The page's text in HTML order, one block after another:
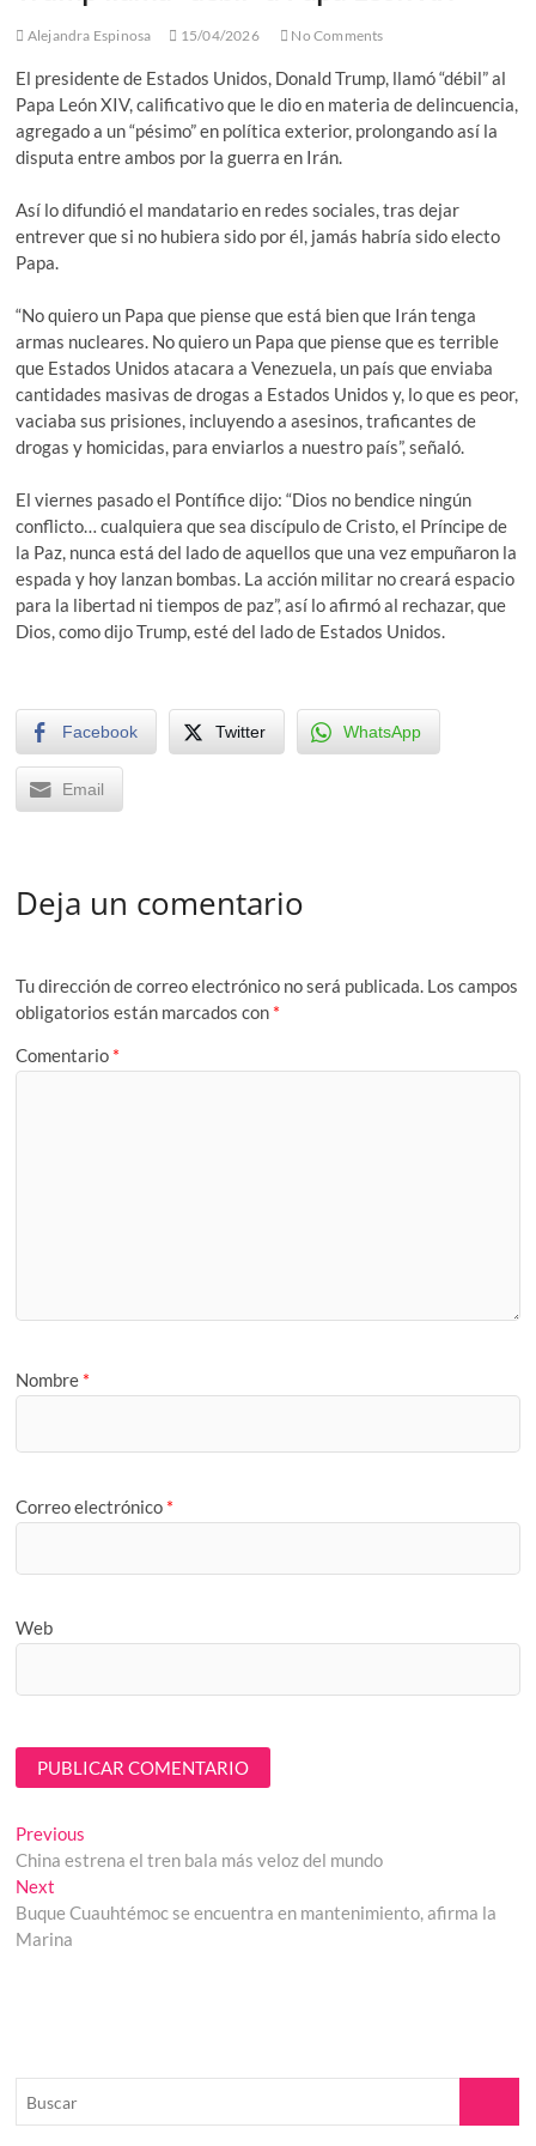
Alejandra Espinosa 15/04/2026 No Comments
El presidente de Estados Unidos, Donald Trump, llamó “débil” al
Papa León XIV, calificativo que le dio en materia de delincuencia,
agregado a un “pésimo” en política exterior, prolongando así la
disputa entre ambos por la guerra en Irán.
Así lo difundió el mandatario en redes sociales, tras dejar
entrever que si no hubiera sido por él, jamás habría sido electo
Papa.
“No quiero un Papa que piense que está bien que Irán tenga
armas nucleares. No quiero un Papa que piense que es terrible
que Estados Unidos atacara a Venezuela, un país que enviaba
cantidades masivas de drogas a Estados Unidos y, lo que es peor,
vaciaba sus prisiones, incluyendo a asesinos, traficantes de
drogas y homicidas, para enviarlos a nuestro país”, señaló.
El viernes pasado el Pontífice dijo: “Dios no bendice ningún
conflicto… cualquiera que sea discípulo de Cristo, el Príncipe de
la Paz, nunca está del lado de aquellos que una vez empuñaron la
espada y hoy lanzan bombas. La acción militar no creará espacio
para la libertad ni tiempos de paz”, así lo afirmó al rechazar, que
Dios, como dijo Trump, esté del lado de Estados Unidos.
Facebook Twitter WhatsApp
Email
Deja un comentario
Tu dirección de correo electrónico no será publicada. Los campos
obligatorios están marcados con *
Comentario *
Nombre *
Correo electrónico *
Web
Navegación
de
entradas
Previous
post:
China estrena el tren bala más veloz del mundo
Next
post:
Buque Cuauhtémoc se encuentra en mantenimiento, afirma la
Marina